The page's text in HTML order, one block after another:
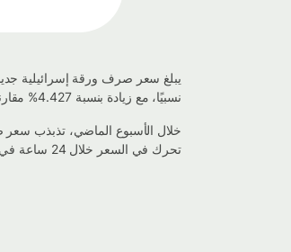
نسبيًا، مع زيادة بنسبة 4.427% مقارنة بقيمته قبل 7 أيام.
تحرك في السعر خلال 24 ساعة في 31-07-2026، مع زيادة في القيمة بنسبة -4.335%.